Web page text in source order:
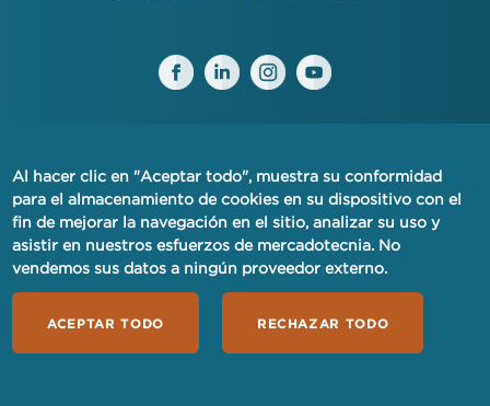
AVISO DE PRIVACIDAD FINANCIERA
PRIVACIDAD
TÉRMINOS DE USO
Al hacer clic en "Aceptar todo", muestra su conformidad
para el almacenamiento de cookies en su dispositivo con el
fin de mejorar la navegación en el sitio, analizar su uso y
asistir en nuestros esfuerzos de mercadotecnia. No
vendemos sus datos a ningún proveedor externo.
ACEPTAR TODO RECHAZAR TODO